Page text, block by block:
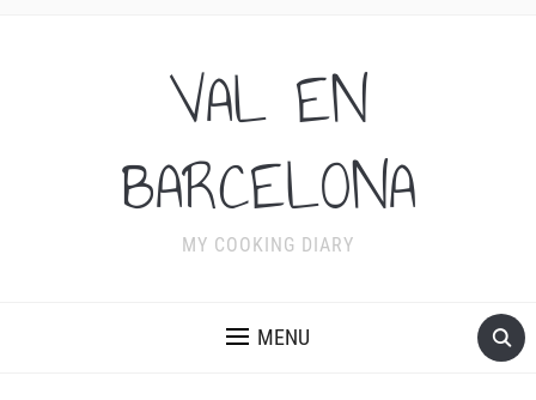
VAL EN
BARCELONA
MY COOKING DIARY
MENU